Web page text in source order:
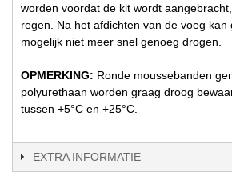
worden voordat de kit wordt
regen. Na het afdichten van de voeg
mogelijk niet meer snel genoeg drogen.
OPMERKING: Ronde moussebanden
polyurethaan worden graag droog
tussen +5°C en +25°C.
EXTRA INFORMATIE